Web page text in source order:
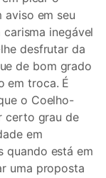
aviso em seu
inegável
desfrutar da
de bom grado
em troca. É
o Coelho-
certo grau de
em
quando está em
uma proposta